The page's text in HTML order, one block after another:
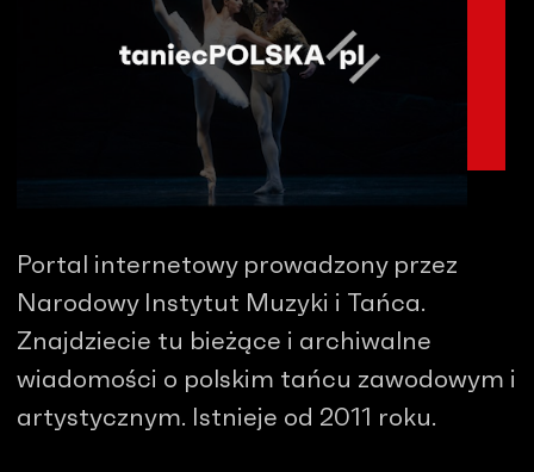
Portal internetowy prowadzony przez
Narodowy Instytut Muzyki i Tańca.
Znajdziecie tu bieżące i archiwalne
wiadomości o polskim tańcu zawodowym i
artystycznym. Istnieje od 2011 roku.